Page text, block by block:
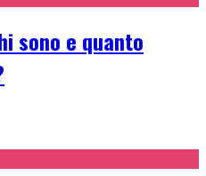
sono e quanto